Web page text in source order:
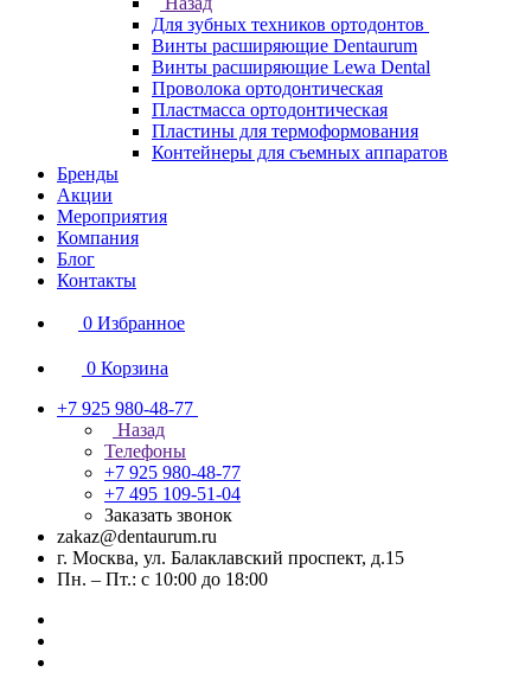
Для зубных техников ортодонтов
Винты расширяющие Dentaurum
Винты расширяющие Lewa Dental
Проволока ортодонтическая
Пластмасса ортодонтическая
Пластины для термоформования
Контейнеры для съемных аппаратов
Бренды
Акции
Мероприятия
Компания
Блог
Контакты
0 Избранное
0 Корзина
+7 925 980-48-77
Назад
Телефоны
+7 925 980-48-77
+7 495 109-51-04
Заказать звонок
zakaz@dentaurum.ru
г. Москва, ул. Балаклавский проспект, д.15
Пн. – Пт.: с 10:00 до 18:00